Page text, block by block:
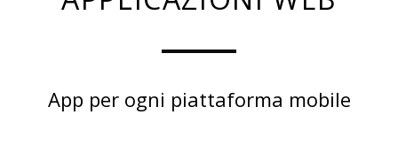
App per ogni piattaforma mobile